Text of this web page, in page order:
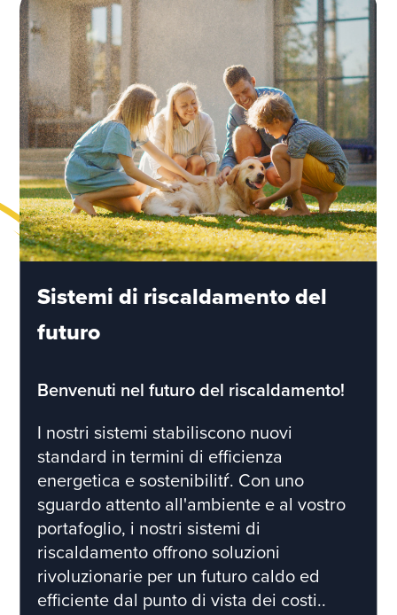
Sistemi di riscaldamento del
futuro
Benvenuti nel futuro del riscaldamento!
I nostri sistemi stabiliscono nuovi
standard in termini di efficienza
energetica e sostenibilitŕ. Con uno
sguardo attento all'ambiente e al vostro
portafoglio, i nostri sistemi di
riscaldamento offrono soluzioni
rivoluzionarie per un futuro caldo ed
efficiente dal punto di vista dei costi..